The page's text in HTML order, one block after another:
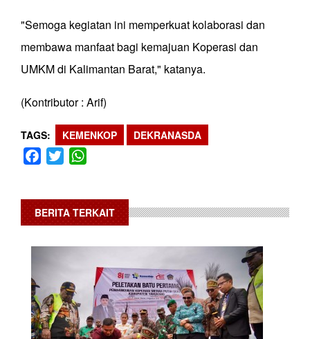
"Semoga kegiatan ini memperkuat kolaborasi dan
membawa manfaat bagi kemajuan Koperasi dan
UMKM di Kalimantan Barat," katanya.
(Kontributor : Arif)
TAGS KEMENKOP DEKRANASDA
Facebook
Twitter
BERITA TERKAIT